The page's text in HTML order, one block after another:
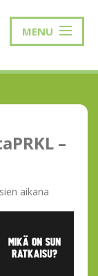
MENU
–
aikana